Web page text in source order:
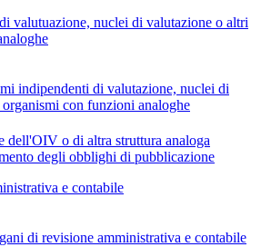
valutuazione, nuclei di valutazione o altri
indipendenti di valutazione, nuclei di
con funzioni analoghe
dell'OIV o di altra struttura analoga
degli obblighi di pubblicazione
e contabile
di revisione amministrativa e contabile